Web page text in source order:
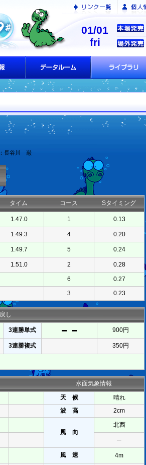
01/01
fri
長谷川 巌
タイム コース Sタイミング
1.47.0 1 0.13
1.49.3 4 0.20
1.49.7 5 0.24
1.51.0 2 0.28
6
0.27
3 0.23
し
3連勝単式 900円
3連勝複式 350円
水面気象情報
天 候
晴れ
波 高
2cm
風 向
北西
─
風 速 4m